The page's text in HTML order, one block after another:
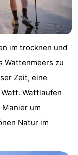
im trocknen und
Wattenmeers zu
Zeit, eine
Wattlaufen
um
Natur im